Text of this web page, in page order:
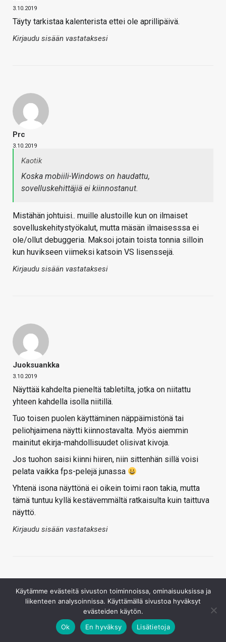
3.10.2019
Täyty tarkistaa kalenterista ettei ole aprillipäivä.
Kirjaudu sisään vastataksesi
Prc
3.10.2019
Kaotik
Koska mobiili-Windows on haudattu,
sovelluskehittäjiä ei kiinnostanut.
Mistähän johtuisi.. muille alustoille kun on ilmaiset
sovelluskehitystyökalut, mutta mäsän ilmaisesssa ei
ole/ollut debuggeria. Maksoi jotain toista tonnia silloin
kun huvikseen viimeksi katsoin VS lisenssejä.
Kirjaudu sisään vastataksesi
Juoksuankka
3.10.2019
Näyttää kahdelta pieneltä tabletilta, jotka on niitattu
yhteen kahdella isolla niitillä.
Tuo toisen puolen käyttäminen näppäimistönä tai
peliohjaimena näytti kiinnostavalta. Myös aiemmin
mainitut ekirja-mahdollisuudet olisivat kivoja.
Jos tuohon saisi kiinni hiiren, niin sittenhän sillä voisi
pelata vaikka fps-pelejä junassa
Yhtenä isona näyttönä ei oikein toimi raon takia, mutta
tämä tuntuu kyllä kestävemmältä ratkaisulta kuin taittuva
näyttö.
Kirjaudu sisään vastataksesi
Käytämme evästeitä sivuston toiminnoissa, ominaisuuksissa ja
liikenteen analysoinnissa. Käyttämällä sivustoa hyväksyt
evästeiden käytön.
Ok
En hyväksy Lisätietoja